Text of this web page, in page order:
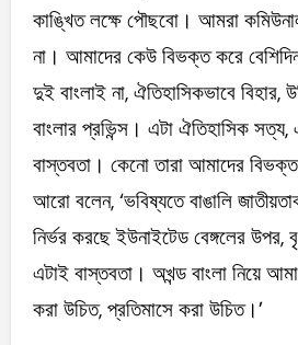
কাঙ্খিত লক্ষে পৌছবো। আমরা
না। আমাদের কেউ বিভক্ত করে
দুই বাংলাই না, ঐতিহাসিকভাবে বিহার,
বাংলার প্রভিন্স। এটা ঐতিহাসিক সত্য,
বাস্তবতা। কেনো তারা আমাদের বিভক্ত
আরো বলেন, ‘ভবিষ্যতে বাঙালি
নির্ভর করছে ইউনাইটেড বেঙ্গলের উপর,
এটাই বাস্তবতা। অখন্ড বাংলা নিয়ে
করা উচিত, প্রতিমাসে করা উচিত।’